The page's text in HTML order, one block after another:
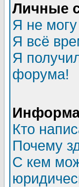
Личные
Я не
Я всё
Я
форума!
Кто
Почему
С кем